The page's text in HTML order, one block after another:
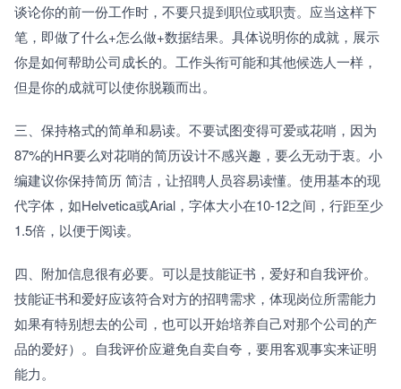
谈论你的前一份工作时，不要只提到职位或职责。应当这样下
笔，即做了什么+怎么做+数据结果。具体说明你的成就，展示
你是如何帮助公司成长的。工作头衔可能和其他候选人一样，
但是你的成就可以使你脱颖而出。
三、保持格式的简单和易读。不要试图变得可爱或花哨，因为
87%的HR要么对花哨的简历设计不感兴趣，要么无动于衷。小
编建议你保持简历 简洁，让招聘人员容易读懂。使用基本的现
代字体，如Helvetica或Arial，字体大小在10-12之间，行距至少
1.5倍，以便于阅读。
四、附加信息很有必要。可以是技能证书，爱好和自我评价。
技能证书和爱好应该符合对方的招聘需求，体现岗位所需能力
如果有特别想去的公司，也可以开始培养自己对那个公司的产
品的爱好）。自我评价应避免自卖自夸，要用客观事实来证明
能力。